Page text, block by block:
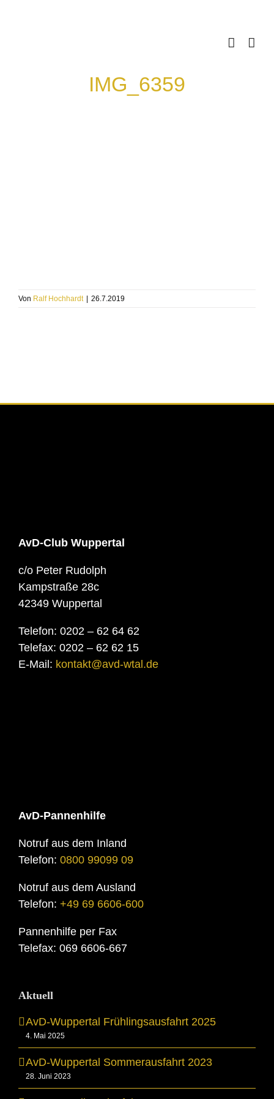
IMG_6359
Von Ralf Hochhardt 26.7.2019
AvD-Club Wuppertal
c/o Peter Rudolph
Kampstraße 28c
42349 Wuppertal
Telefon: 0202 – 62 64 62
Telefax: 0202 – 62 62 15
E-Mail: kontakt@avd-wtal.de
AvD-Pannenhilfe
Notruf aus dem Inland
Telefon: 0800 99099 09
Notruf aus dem Ausland
Telefon: +49 69 6606-600
Pannenhilfe per Fax
Telefax: 069 6606-667
Aktuell
AvD-Wuppertal Frühlingsausfahrt 2025
4. Mai 2025
AvD-Wuppertal Sommerausfahrt 2023
28. Juni 2023